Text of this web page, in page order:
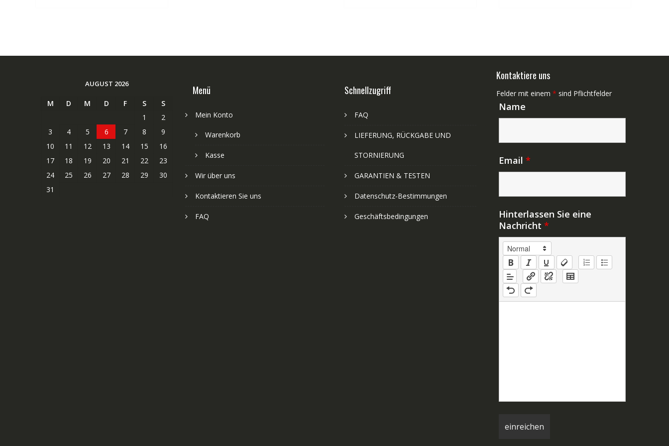
AUGUST 2026
M D M D F S
S
1
2
3
4 5 6 7 8
9
10
11 12 13 14 15
16
17
18 19 20 21 22
23
24
25 26 27 28 29
30
31
Menü
Mein Konto
Warenkorb
Kasse
Wir über uns
Kontaktieren Sie uns
FAQ
Schnellzugriff
FAQ
LIEFERUNG, RÜCKGABE UND
STORNIERUNG
GARANTIEN & TESTEN
Datenschutz-Bestimmungen
Geschäftsbedingungen
Kontaktiere uns
Felder mit einem * sind Pflichtfelder
Name
Email *
Hinterlassen Sie eine
Nachricht *